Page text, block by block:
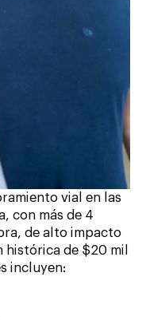
vial en las
con más de 4
de alto impacto
histórica de $20 mil
incluyen: